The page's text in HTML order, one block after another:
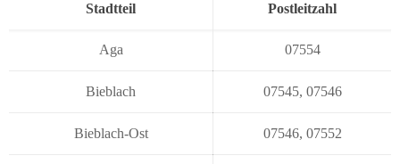
Stadtteil Postleitzahl
Aga 07554
Bieblach 07545, 07546
Bieblach-Ost 07546, 07552